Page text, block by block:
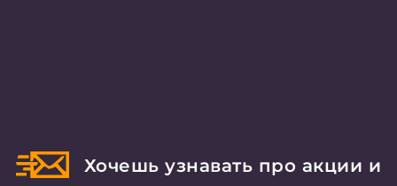
Хочешь узнавать про акции и